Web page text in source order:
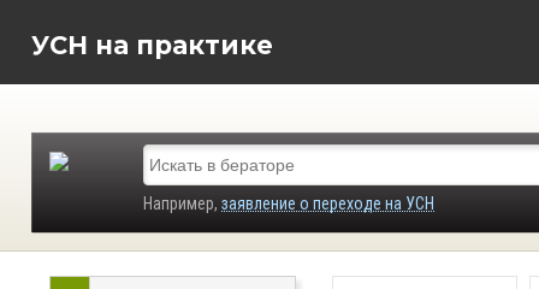
УСН на практике
Например, заявление о переходе на УСН